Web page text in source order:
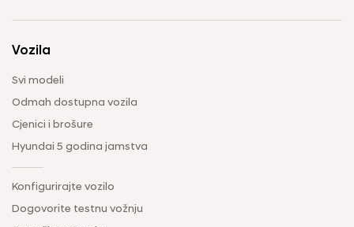
Vozila
Svi modeli
Odmah dostupna vozila
Cjenici i brošure
Hyundai 5 godina jamstva
Konfigurirajte vozilo
Dogovorite testnu vožnju